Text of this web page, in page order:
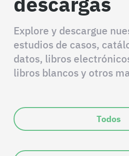
Explore y descargue
estudios de casos,
datos, libros
libros blancos y otros
Todos